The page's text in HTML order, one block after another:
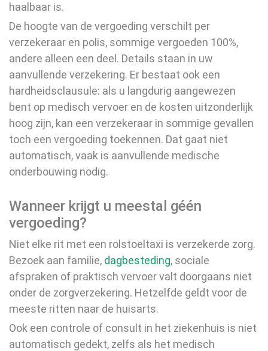
haalbaar is.
De hoogte van de vergoeding verschilt per
verzekeraar en polis, sommige vergoeden 100%,
andere alleen een deel. Details staan in uw
aanvullende verzekering. Er bestaat ook een
hardheidsclausule: als u langdurig aangewezen
bent op medisch vervoer en de kosten uitzonderlijk
hoog zijn, kan een verzekeraar in sommige gevallen
toch een vergoeding toekennen. Dat gaat niet
automatisch, vaak is aanvullende medische
onderbouwing nodig.
Wanneer krijgt u meestal géén
vergoeding?
Niet elke rit met een rolstoeltaxi is verzekerde zorg.
Bezoek aan familie, dagbesteding, sociale
afspraken of praktisch vervoer valt doorgaans niet
onder de zorgverzekering. Hetzelfde geldt voor de
meeste ritten naar de huisarts.
Ook een controle of consult in het ziekenhuis is niet
automatisch gedekt, zelfs als het medisch